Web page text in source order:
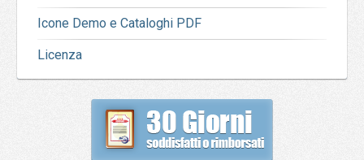
Icone Demo e Cataloghi PDF
Licenza